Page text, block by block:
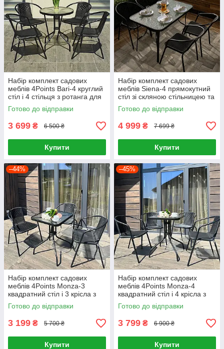
Набір комплект садових
меблів 4Points Bari-4 круглий
стіл і 4 стільця з ротанга для
саду кафе
Готово до відправки
3 699 ₴ 6 500 ₴
Купити
Набір комплект садових
меблів Siena-4 прямокутний
стіл зі скляною стільницею та
4 стільці з ротанга для саду Ч
Готово до відправки
4 999 ₴ 7 699 ₴
Купити
–44%
Набір комплект садових
меблів 4Points Monza-3
квадратний стіл і 3 крісла з
ротанга для саду кафе
Чорний
Готово до відправки
3 199 ₴ 5 700 ₴
Купити
–45%
Набір комплект садових
меблів 4Points Monza-4
квадратний стіл і 4 крісла з
ротанга для саду кафе
Чорний
Готово до відправки
3 799 ₴ 6 900 ₴
Купити